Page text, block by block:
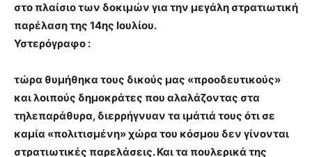
στο πλαίσιο των δοκιμών για την μεγάλη στρατιωτική
παρέλαση της 14ης Ιουλίου.
Υστερόγραφο :
τώρα θυμήθηκα τους δικούς μας «προοδευτικούς»
και λοιπούς δημοκράτες που αλαλάζοντας στα
τηλεπαράθυρα, διερρήγνυαν τα ιμάτιά τους ότι σε
καμία «πολιτισμένη» χώρα του κόσμου δεν γίνονται
στρατιωτικές παρελάσεις. Και τα πουλερικά της